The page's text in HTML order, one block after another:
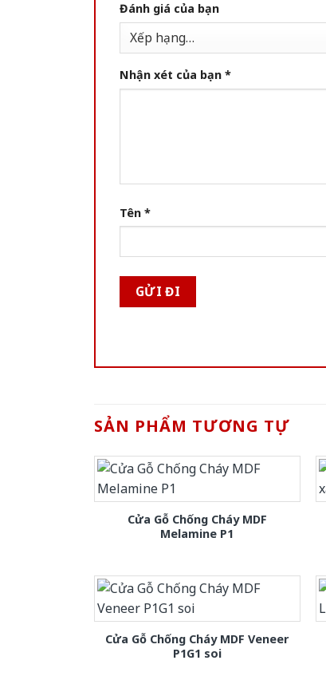
Đánh giá của bạn
Nhận xét của bạn *
Tên *
SẢN PHẨM TƯƠNG TỰ
Cửa Gỗ Chống Cháy MDF
Melamine P1
Cửa Gỗ Chống Cháy MDF Veneer
P1G1 soi